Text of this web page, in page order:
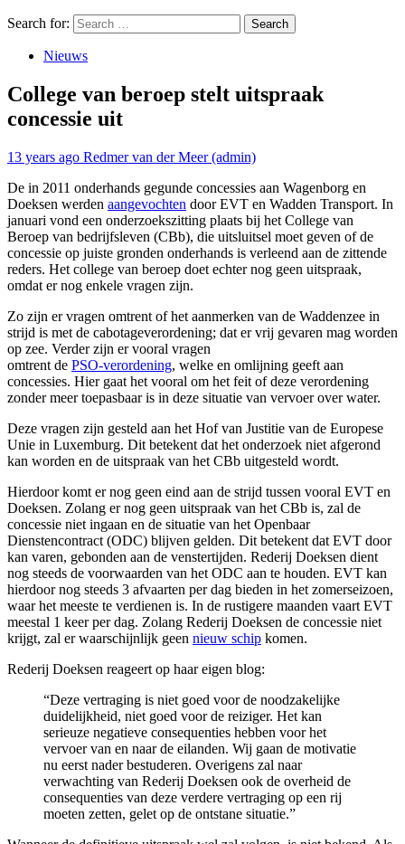
Search for:
Nieuws
College van beroep stelt uitspraak
concessie uit
13 years ago Redmer van der Meer (admin)
De in 2011 onderhands gegunde concessies aan Wagenborg en
Doeksen werden aangevochten door EVT en Wadden Transport. In
januari vond een onderzoekszitting plaats bij het College van
Beroep van bedrijfsleven (CBb), die uitsluitsel moet geven of de
concessie op juiste gronden onderhands is verleend aan de zittende
reders. Het college van beroep doet echter nog geen uitspraak,
omdat er nog enkele vragen zijn.
Zo zijn er vragen omtrent of het aanmerken van de Waddenzee in
strijd is met de cabotageverordening; dat er vrij gevaren mag worden
op zee. Verder zijn er vooral vragen
omtrent de PSO-verordening, welke en omlijning geeft aan
concessies. Hier gaat het vooral om het feit of deze verordening
zonder meer toepasbaar is in deze situatie van vervoer over water.
Deze vragen zijn gesteld aan het Hof van Justitie van de Europese
Unie in Luxemburg. Dit betekent dat het onderzoek niet afgerond
kan worden en de uitspraak van het CBb uitgesteld wordt.
Hierdoor komt er nog geen eind aan de strijd tussen vooral EVT en
Doeksen. Zolang er nog geen uitspraak van het CBb is, zal de
concessie niet ingaan en de situatie van het Openbaar
Dienstencontract (ODC) blijven gelden. Dit betekent dat EVT door
kan varen, gebonden aan de venstertijden. Rederij Doeksen dient
nog steeds de voorwaarden van het ODC aan te houden. EVT kan
hierdoor nog steeds 3 afvaarten per dag bieden in het zomerseizoen,
waar het meeste te verdienen is. In de rustigere maanden vaart EVT
meestal 1 keer per dag. Zolang Rederij Doeksen de concessie niet
krijgt, zal er waarschijnlijk geen nieuw schip komen.
Rederij Doeksen reageert op haar eigen blog:
“Deze vertraging is niet goed voor de noodzakelijke
duidelijkheid, niet goed voor de reiziger. Het kan
serieuze negatieve consequenties hebben voor het
vervoer van en naar de eilanden. Wij gaan de motivatie
nu eerst nader bestuderen. Overigens zal naar
verwachting van Rederij Doeksen ook de overheid de
consequenties van deze verdere vertraging op een rij
moeten zetten, gelet op de ontstane situatie.”